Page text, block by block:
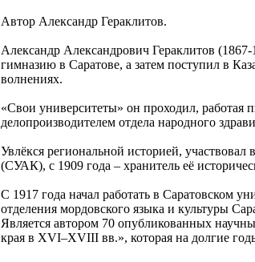
Автор Александр Гераклитов.
Александр Александрович Гераклитов
гимназию в Саратове, а затем поступил в
волнениях.
«Свои университеты» он проходил, работая
делопроизводителем отдела народного
Увлёкся региональной историей,
(СУАК), с 1909 года – хранитель её
С 1917 года начал работать в Саратовском
отделения мордовского языка и культуры
Является автором 70 опубликованных
края в XVI–XVIII вв.», которая на долгие